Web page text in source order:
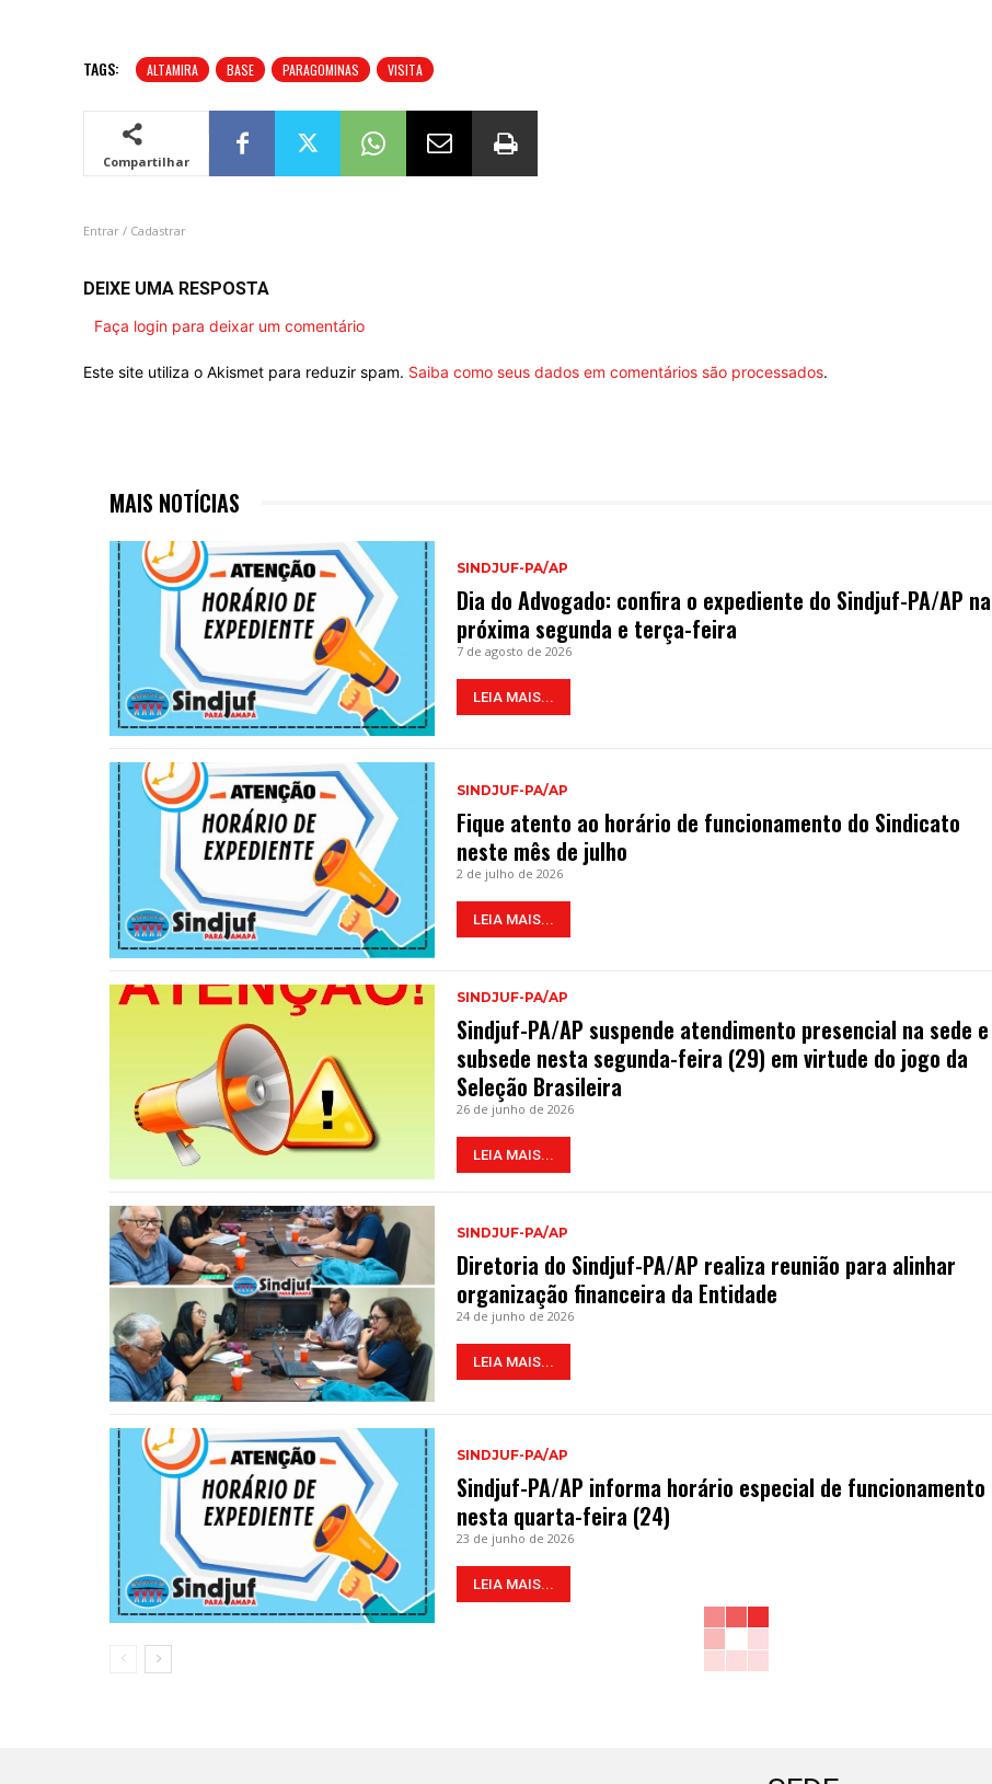
TAGS: ALTAMIRA BASE PARAGOMINAS VISITA
Compartilhar
Entrar / Cadastrar
DEIXE UMA RESPOSTA
Faça login para deixar um comentário
Este site utiliza o Akismet para reduzir spam. Saiba como seus dados em comentários são processados.
MAIS NOTÍCIAS
SINDJUF-PA/AP
Dia do Advogado: confira o expediente do Sindjuf-PA/AP na
próxima segunda e terça-feira
7 de agosto de 2026
LEIA MAIS...
SINDJUF-PA/AP
Fique atento ao horário de funcionamento do Sindicato
neste mês de julho
2 de julho de 2026
LEIA MAIS...
SINDJUF-PA/AP
Sindjuf-PA/AP suspende atendimento presencial na sede e
subsede nesta segunda-feira (29) em virtude do jogo da
Seleção Brasileira
26 de junho de 2026
LEIA MAIS...
SINDJUF-PA/AP
Diretoria do Sindjuf-PA/AP realiza reunião para alinhar
organização financeira da Entidade
24 de junho de 2026
LEIA MAIS...
SINDJUF-PA/AP
Sindjuf-PA/AP informa horário especial de funcionamento
nesta quarta-feira (24)
23 de junho de 2026
LEIA MAIS...